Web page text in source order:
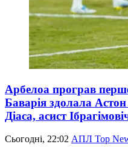
Арбелоа програв
Баварія здолала
Діаса, асист
Сьогодні, 22:02 АПЛ Top